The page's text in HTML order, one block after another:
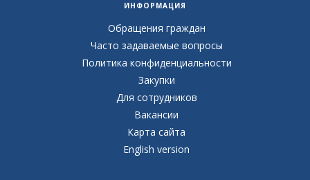
ИНФОРМАЦИЯ
Обращения граждан
Часто задаваемые вопросы
Политика конфиденциальности
Закупки
Для сотрудников
Вакансии
Карта сайта
English version